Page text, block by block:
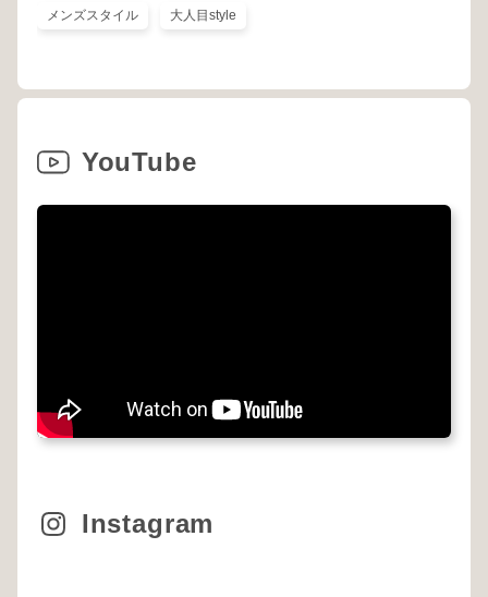
メンズスタイル 大人目style
YouTube
Instagram